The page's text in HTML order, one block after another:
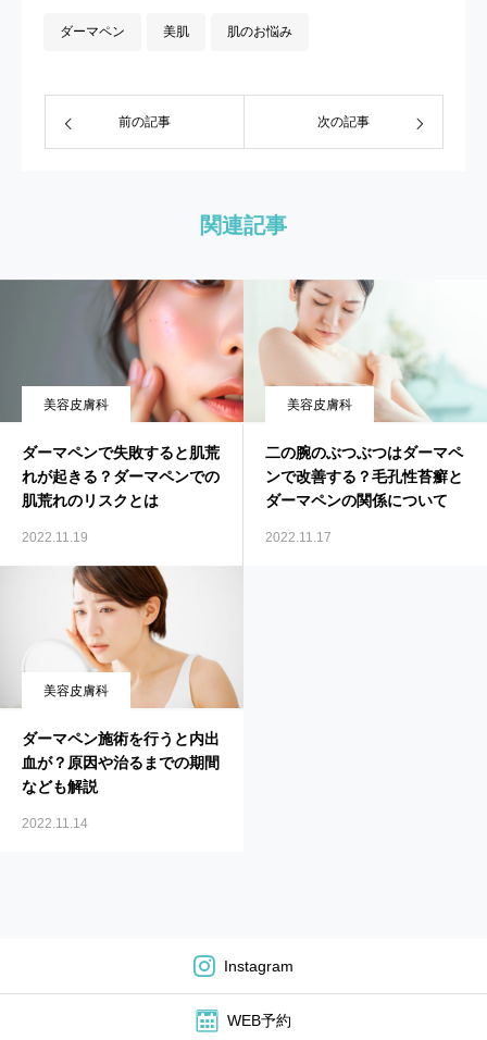
ダーマペン 美肌 肌のお悩み
前の記事 次の記事
関連記事
美容皮膚科
ダーマペンで失敗すると肌荒
れが起きる？ダーマペンでの
肌荒れのリスクとは
2022.11.19
美容皮膚科
二の腕のぶつぶつはダーマペ
ンで改善する？毛孔性苔癬と
ダーマペンの関係について
2022.11.17
美容皮膚科
ダーマペン施術を行うと内出
血が？原因や治るまでの期間
なども解説
2022.11.14
Instagram
WEB予約